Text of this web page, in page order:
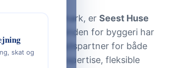
skat og
i Danmark, er Seest Huse
års erfaring inden for byggeri har
samarbejdspartner for både
ekspertise, fleksible